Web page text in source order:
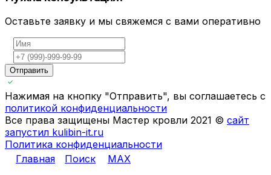
Оставьте заявку и мы свяжемся с вами оперативно
Отправить
Нажимая на кнопку "Отправить", вы соглашаетесь с
политикой конфиденциальности
Все права защищены Мастер кровли 2021 © сайт
запустил kulibin-it.ru
Политика конфиденциальности
Главная
Поиск MAX